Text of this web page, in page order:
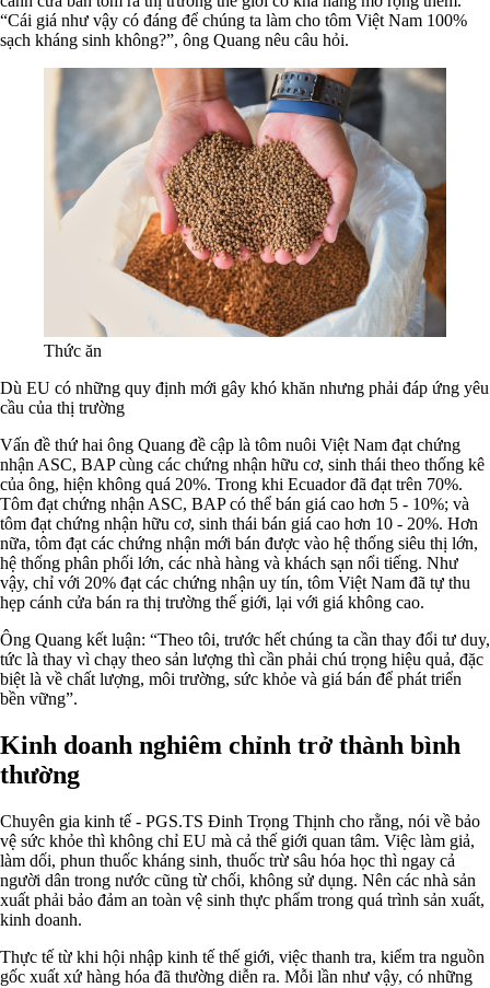
“Cái giá như vậy có đáng để chúng ta làm cho tôm Việt Nam 100%
sạch kháng sinh không?”, ông Quang nêu câu hỏi.
Thức ăn
Dù EU có những quy định mới gây khó khăn nhưng phải đáp ứng yêu
cầu của thị trường
Vấn đề thứ hai ông Quang đề cập là tôm nuôi Việt Nam đạt chứng
nhận ASC, BAP cùng các chứng nhận hữu cơ, sinh thái theo thống kê
của ông, hiện không quá 20%. Trong khi Ecuador đã đạt trên 70%.
Tôm đạt chứng nhận ASC, BAP có thể bán giá cao hơn 5 - 10%; và
tôm đạt chứng nhận hữu cơ, sinh thái bán giá cao hơn 10 - 20%. Hơn
nữa, tôm đạt các chứng nhận mới bán được vào hệ thống siêu thị lớn,
hệ thống phân phối lớn, các nhà hàng và khách sạn nổi tiếng. Như
vậy, chỉ với 20% đạt các chứng nhận uy tín, tôm Việt Nam đã tự thu
hẹp cánh cửa bán ra thị trường thế giới, lại với giá không cao.
Ông Quang kết luận: “Theo tôi, trước hết chúng ta cần thay đổi tư duy,
tức là thay vì chạy theo sản lượng thì cần phải chú trọng hiệu quả, đặc
biệt là về chất lượng, môi trường, sức khỏe và giá bán để phát triển
bền vững”.
Kinh doanh nghiêm chỉnh trở thành bình
thường
Chuyên gia kinh tế - PGS.TS Đinh Trọng Thịnh cho rằng, nói về bảo
vệ sức khỏe thì không chỉ EU mà cả thế giới quan tâm. Việc làm giả,
làm dối, phun thuốc kháng sinh, thuốc trừ sâu hóa học thì ngay cả
người dân trong nước cũng từ chối, không sử dụng. Nên các nhà sản
xuất phải bảo đảm an toàn vệ sinh thực phẩm trong quá trình sản xuất,
kinh doanh.
Thực tế từ khi hội nhập kinh tế thế giới, việc thanh tra, kiểm tra nguồn
gốc xuất xứ hàng hóa đã thường diễn ra. Mỗi lần như vậy, có những